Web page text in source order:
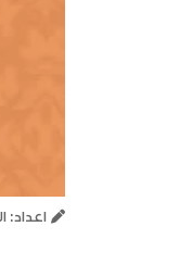
اعداد: